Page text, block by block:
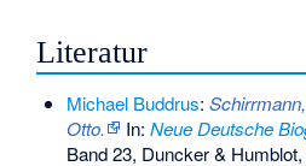
Literatur
Michael Buddrus:
Otto.
In: Neue Deutsche
Band 23, Duncker &